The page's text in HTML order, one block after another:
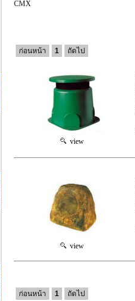
CMX
ก่อนหน้า 1 ถัดไป
view
view
ก่อนหน้า 1 ถัดไป